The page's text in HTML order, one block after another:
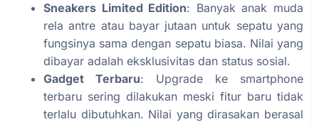
Sneakers Limited Edition: Banyak anak muda
rela antre atau bayar jutaan untuk sepatu yang
fungsinya sama dengan sepatu biasa. Nilai yang
dibayar adalah eksklusivitas dan status sosial.
Gadget Terbaru: Upgrade ke smartphone
terbaru sering dilakukan meski fitur baru tidak
terlalu dibutuhkan. Nilai yang dirasakan berasal